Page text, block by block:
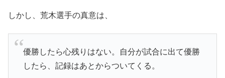
しかし、荒木選手の真意は、
優勝したら心残りはない。自分が試合に出て優勝
したら、記録はあとからついてくる。